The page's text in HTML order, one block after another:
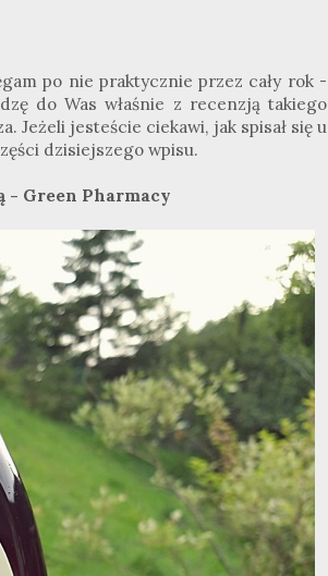
po nie praktycznie przez cały rok -
do Was właśnie z recenzją takiego
Jeżeli jesteście ciekawi, jak spisał się u
dzisiejszego wpisu.
- Green Pharmacy